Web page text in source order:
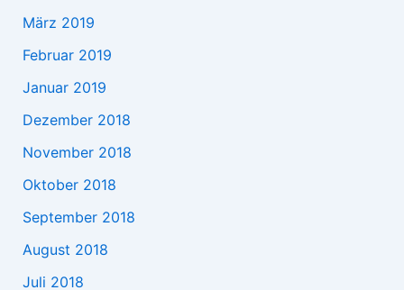
März 2019
Februar 2019
Januar 2019
Dezember 2018
November 2018
Oktober 2018
September 2018
August 2018
Juli 2018